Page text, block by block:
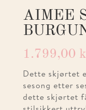
AIMEE
1.799,00
Dette skjørtet
sesong etter
dette skjørtet